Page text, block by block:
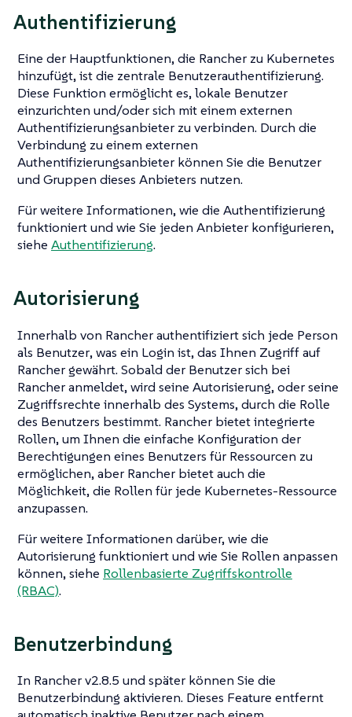
Authentifizierung
Eine der Hauptfunktionen, die Rancher zu Kubernetes
hinzufügt, ist die zentrale Benutzerauthentifizierung.
Diese Funktion ermöglicht es, lokale Benutzer
einzurichten und/oder sich mit einem externen
Authentifizierungsanbieter zu verbinden. Durch die
Verbindung zu einem externen
Authentifizierungsanbieter können Sie die Benutzer
und Gruppen dieses Anbieters nutzen.
Für weitere Informationen, wie die Authentifizierung
funktioniert und wie Sie jeden Anbieter konfigurieren,
siehe Authentifizierung.
Autorisierung
Innerhalb von Rancher authentifiziert sich jede Person
als Benutzer, was ein Login ist, das Ihnen Zugriff auf
Rancher gewährt. Sobald der Benutzer sich bei
Rancher anmeldet, wird seine Autorisierung, oder seine
Zugriffsrechte innerhalb des Systems, durch die Rolle
des Benutzers bestimmt. Rancher bietet integrierte
Rollen, um Ihnen die einfache Konfiguration der
Berechtigungen eines Benutzers für Ressourcen zu
ermöglichen, aber Rancher bietet auch die
Möglichkeit, die Rollen für jede Kubernetes-Ressource
anzupassen.
Für weitere Informationen darüber, wie die
Autorisierung funktioniert und wie Sie Rollen anpassen
können, siehe Rollenbasierte Zugriffskontrolle
(RBAC).
Benutzerbindung
In Rancher v2.8.5 und später können Sie die
Benutzerbindung aktivieren. Dieses Feature entfernt